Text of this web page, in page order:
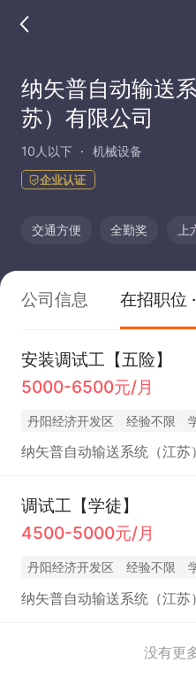
纳矢普自动输送
苏）有限公司
10人以下 机械设备
企业认证
交通方便 全勤奖
公司信息 在招职位
安装调试工【五险】
5000-6500元/月
丹阳经济开发区 经验不限
纳矢普自动输送系统（江苏
调试工【学徒】
4500-5000元/月
丹阳经济开发区 经验不限
纳矢普自动输送系统（江苏
没有更